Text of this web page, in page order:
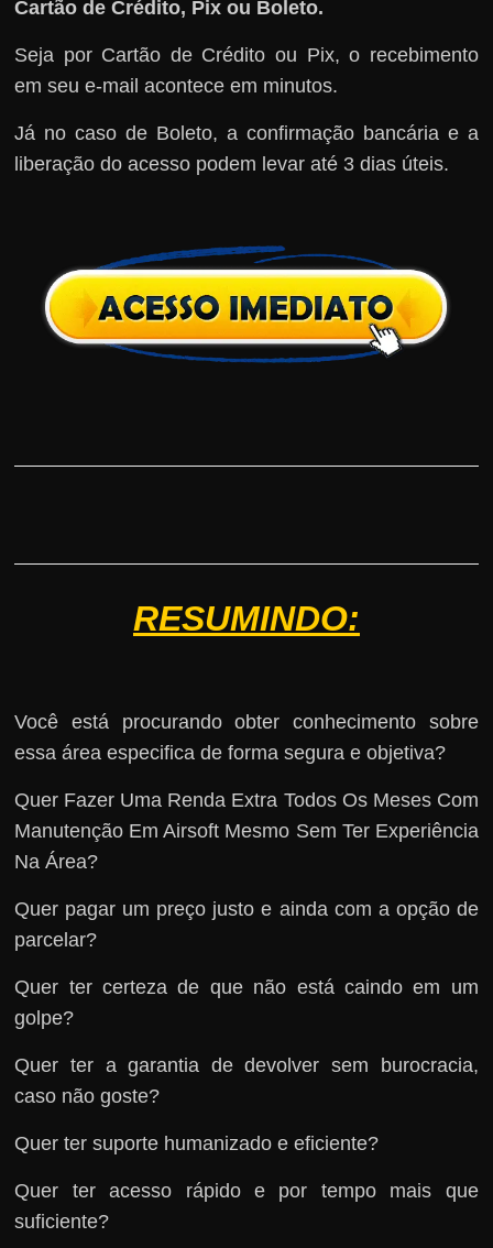
Cartão de Crédito, Pix ou Boleto.
Seja por Cartão de Crédito ou Pix, o recebimento
em seu e-mail acontece em minutos.
Já no caso de Boleto, a confirmação bancária e a
liberação do acesso podem levar até 3 dias úteis.
RESUMINDO:
Você está procurando obter conhecimento sobre
essa área especifica de forma segura e objetiva?
Quer Fazer Uma Renda Extra Todos Os Meses Com
Manutenção Em Airsoft Mesmo Sem Ter Experiência
Na Área?
Quer pagar um preço justo e ainda com a opção de
parcelar?
Quer ter certeza de que não está caindo em um
golpe?
Quer ter a garantia de devolver sem burocracia,
caso não goste?
Quer ter suporte humanizado e eficiente?
Quer ter acesso rápido e por tempo mais que
suficiente?